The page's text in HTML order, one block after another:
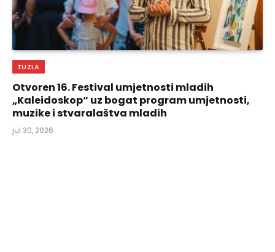
TUZLA
Otvoren 16. Festival umjetnosti mladih
„Kaleidoskop“ uz bogat program umjetnosti,
muzike i stvaralaštva mladih
jul 30, 2026